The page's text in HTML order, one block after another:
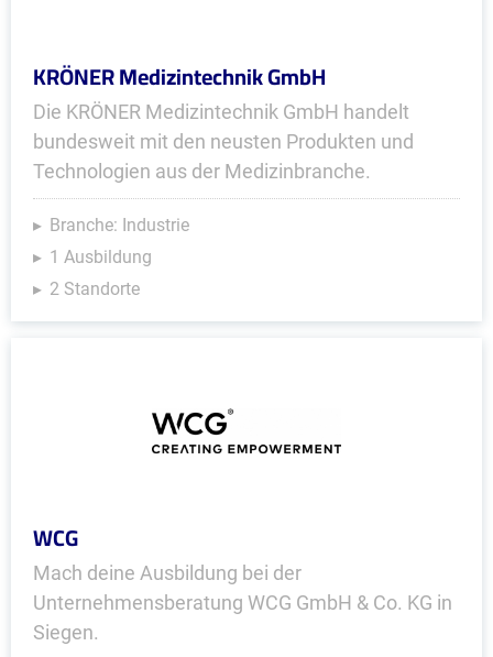
KRÖNER Medizintechnik GmbH
Die KRÖNER Medizintechnik GmbH handelt
bundesweit mit den neusten Produkten und
Technologien aus der Medizinbranche.
Branche: Industrie
1 Ausbildung
2 Standorte
WCG
Mach deine Ausbildung bei der
Unternehmensberatung WCG GmbH & Co. KG in
Siegen.